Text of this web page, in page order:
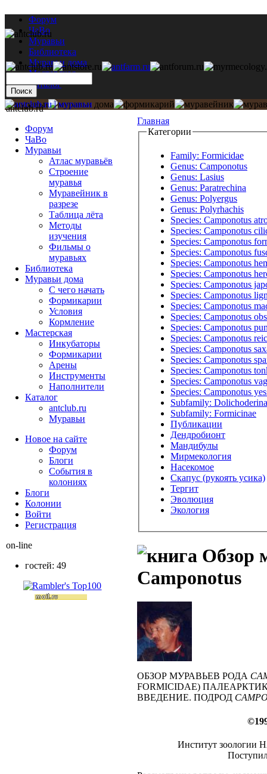
Форум
ЧаВо
Муравьи
Библиотека
Муравьи дома
Мастерская
Каталог
Главная
Категории
Family: Formicidae
Genus: Camponotus
Genus: Lasius
Genus: Paratrechina
Genus: Polyergus
Genus: Polyrhachis
Species: Camponotus
Species: Camponotus
Species: Camponotus
Species: Camponotus
Species: Camponotus
Species: Camponotus
Species: Camponotus
Species: Camponotus
Species: Camponotus
Species: Camponotus
Species: Camponotus
Species: Camponotus
Species: Camponotus
Species: Camponotus
Species: Camponotus
Species: Camponotus
Species: Camponotus
Subfamily:
Subfamily: Formicinae
Публикации
Дендробионт
Мандибулы
Мирмекология
Насекомое
Скапус (рукоять усика)
Тергит
Эволюция
Экология
Обзор
Camponotus
ОБЗОР МУРАВЬЕВ РОДА
FORMICIDAE)
ВВЕДЕНИЕ. ПОДРОД
Институт зоологии
antclub.ru
Форум
ЧаВо
Муравьи
Атлас муравьёв
Строение
муравья
Муравейник в
разрезе
Таблица лёта
Методы
изучения
Фильмы о
муравьях
Библиотека
Муравьи дома
С чего начать
Формикарии
Условия
Кормление
Мастерская
Инкубаторы
Формикарии
Арены
Инструменты
Наполнители
Каталог
antclub.ru
Муравьи
Новое на сайте
Форум
Блоги
События в
колониях
Блоги
Колонии
Войти
Peгиcтpaция
on-line
гостей: 49